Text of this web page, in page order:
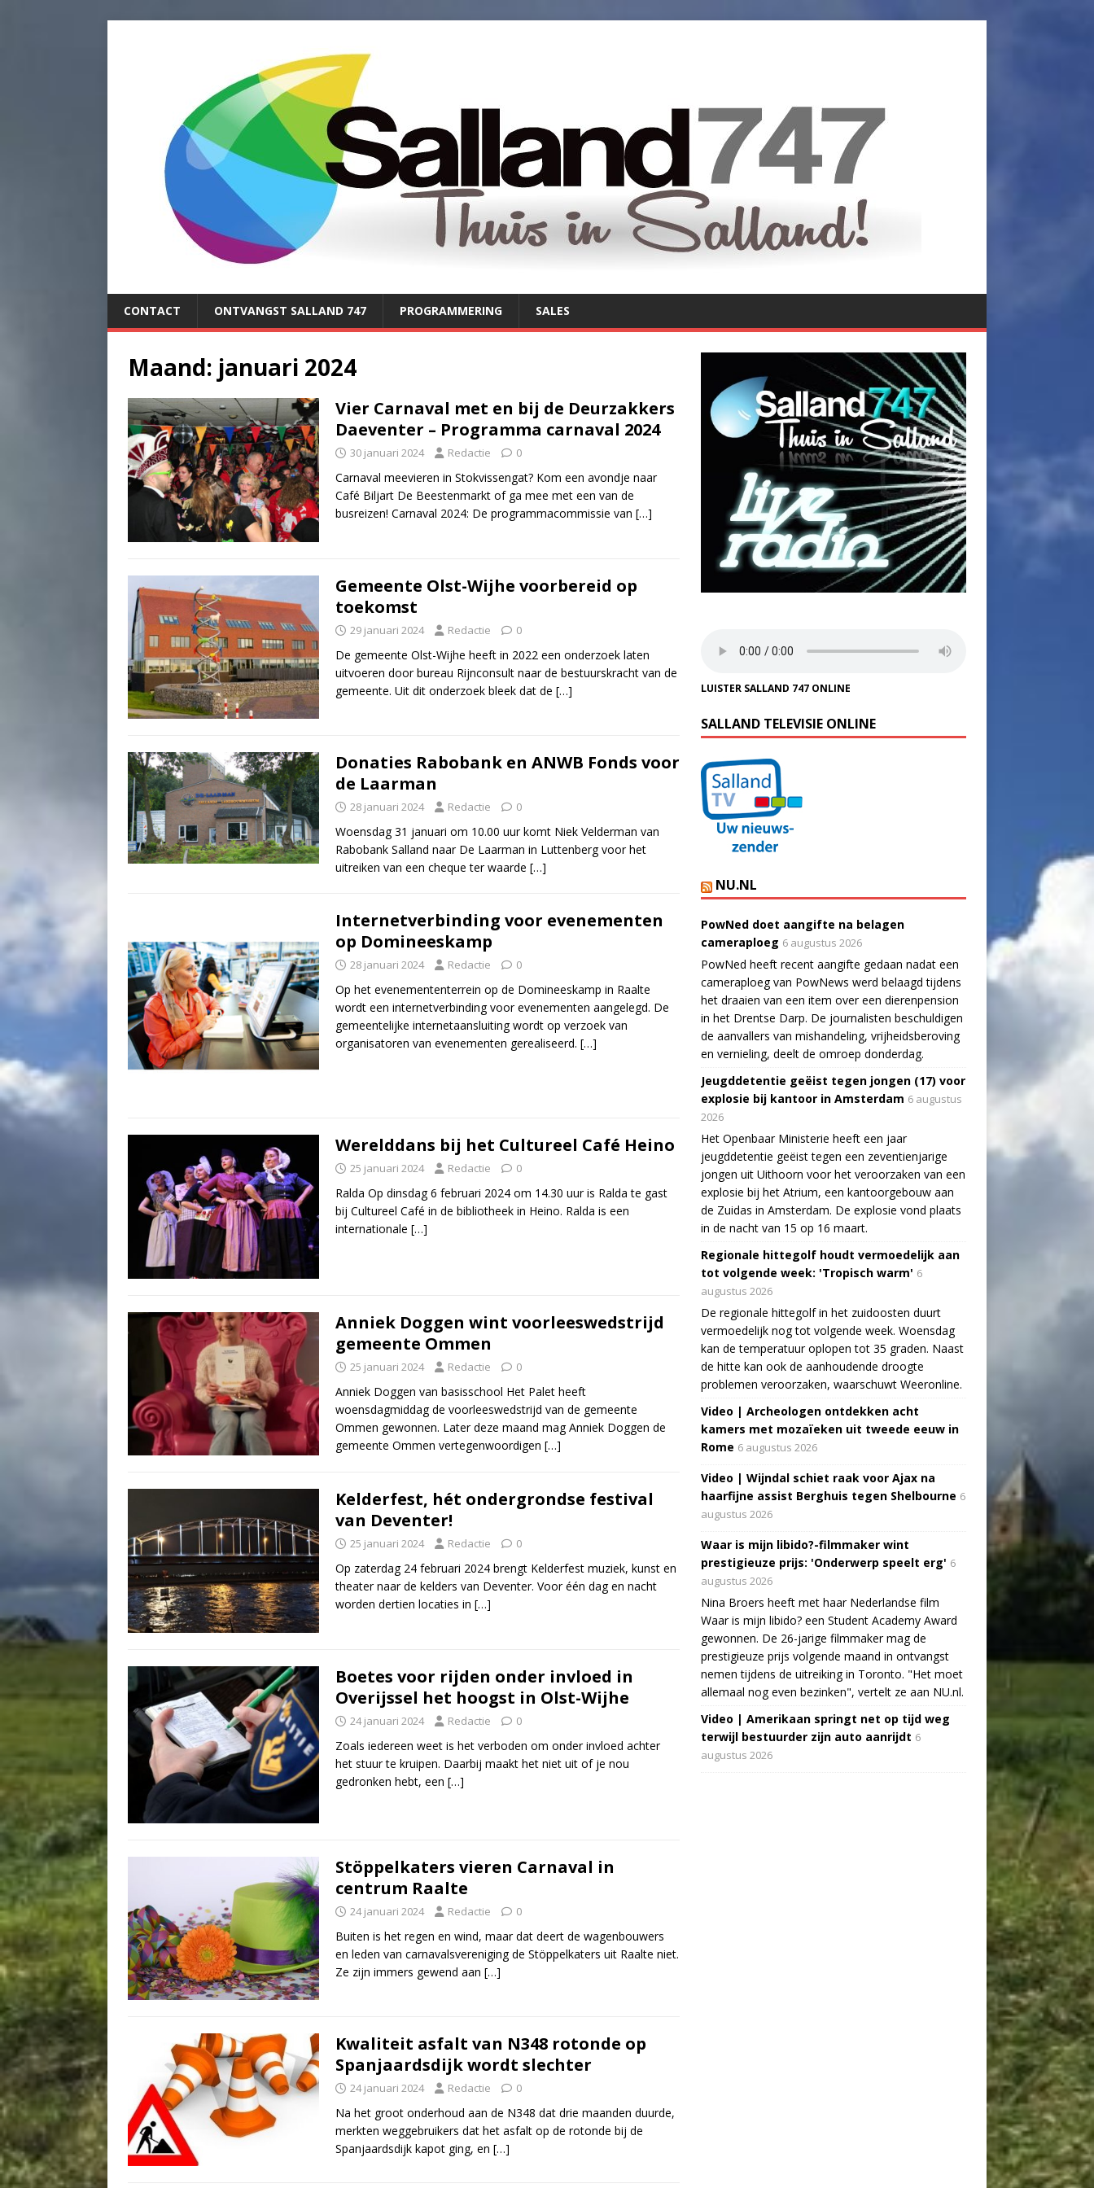
CONTACT ONTVANGST SALLAND 747 PROGRAMMERING SALES
Maand: januari 2024
Vier Carnaval met en bij de Deurzakkers
Daeventer – Programma carnaval 2024
30 januari 2024 Redactie 0
Carnaval meevieren in Stokvissengat? Kom een avondje naar
Café Biljart De Beestenmarkt of ga mee met een van de
busreizen! Carnaval 2024: De programmacommissie van […]
Gemeente Olst-Wijhe voorbereid op
toekomst
29 januari 2024 Redactie 0
De gemeente Olst-Wijhe heeft in 2022 een onderzoek laten
uitvoeren door bureau Rijnconsult naar de bestuurskracht van de
gemeente. Uit dit onderzoek bleek dat de […]
Donaties Rabobank en ANWB Fonds voor
de Laarman
28 januari 2024 Redactie 0
Woensdag 31 januari om 10.00 uur komt Niek Velderman van
Rabobank Salland naar De Laarman in Luttenberg voor het
uitreiken van een cheque ter waarde […]
Internetverbinding voor evenementen
op Domineeskamp
28 januari 2024 Redactie 0
Op het evenemententerrein op de Domineeskamp in Raalte
wordt een internetverbinding voor evenementen aangelegd. De
gemeentelijke internetaansluiting wordt op verzoek van
organisatoren van evenementen gerealiseerd. […]
Werelddans bij het Cultureel Café Heino
25 januari 2024 Redactie 0
Ralda Op dinsdag 6 februari 2024 om 14.30 uur is Ralda te gast
bij Cultureel Café in de bibliotheek in Heino. Ralda is een
internationale […]
Anniek Doggen wint voorleeswedstrijd
gemeente Ommen
25 januari 2024 Redactie 0
Anniek Doggen van basisschool Het Palet heeft
woensdagmiddag de voorleeswedstrijd van de gemeente
Ommen gewonnen. Later deze maand mag Anniek Doggen de
gemeente Ommen vertegenwoordigen […]
Kelderfest, hét ondergrondse festival
van Deventer!
25 januari 2024 Redactie 0
Op zaterdag 24 februari 2024 brengt Kelderfest muziek, kunst en
theater naar de kelders van Deventer. Voor één dag en nacht
worden dertien locaties in […]
Boetes voor rijden onder invloed in
Overijssel het hoogst in Olst-Wijhe
24 januari 2024 Redactie 0
Zoals iedereen weet is het verboden om onder invloed achter
het stuur te kruipen. Daarbij maakt het niet uit of je nou
gedronken hebt, een […]
Stöppelkaters vieren Carnaval in
centrum Raalte
24 januari 2024 Redactie 0
Buiten is het regen en wind, maar dat deert de wagenbouwers
en leden van carnavalsvereniging de Stöppelkaters uit Raalte niet.
Ze zijn immers gewend aan […]
Kwaliteit asfalt van N348 rotonde op
Spanjaardsdijk wordt slechter
24 januari 2024 Redactie 0
Na het groot onderhoud aan de N348 dat drie maanden duurde,
merkten weggebruikers dat het asfalt op de rotonde bij de
Spanjaardsdijk kapot ging, en […]
LUISTER SALLAND 747 ONLINE
SALLAND TELEVISIE ONLINE
NU.NL
PowNed doet aangifte na belagen
cameraploeg 6 augustus 2026
PowNed heeft recent aangifte gedaan nadat een
cameraploeg van PowNews werd belaagd tijdens
het draaien van een item over een dierenpension
in het Drentse Darp. De journalisten beschuldigen
de aanvallers van mishandeling, vrijheidsberoving
en vernieling, deelt de omroep donderdag.
Jeugddetentie geëist tegen jongen (17) voor
explosie bij kantoor in Amsterdam 6 augustus
2026
Het Openbaar Ministerie heeft een jaar
jeugddetentie geëist tegen een zeventienjarige
jongen uit Uithoorn voor het veroorzaken van een
explosie bij het Atrium, een kantoorgebouw aan
de Zuidas in Amsterdam. De explosie vond plaats
in de nacht van 15 op 16 maart.
Regionale hittegolf houdt vermoedelijk aan
tot volgende week: 'Tropisch warm' 6
augustus 2026
De regionale hittegolf in het zuidoosten duurt
vermoedelijk nog tot volgende week. Woensdag
kan de temperatuur oplopen tot 35 graden. Naast
de hitte kan ook de aanhoudende droogte
problemen veroorzaken, waarschuwt Weeronline.
Video | Archeologen ontdekken acht
kamers met mozaïeken uit tweede eeuw in
Rome 6 augustus 2026
Video | Wijndal schiet raak voor Ajax na
haarfijne assist Berghuis tegen Shelbourne 6
augustus 2026
Waar is mijn libido?-filmmaker wint
prestigieuze prijs: 'Onderwerp speelt erg' 6
augustus 2026
Nina Broers heeft met haar Nederlandse film
Waar is mijn libido? een Student Academy Award
gewonnen. De 26-jarige filmmaker mag de
prestigieuze prijs volgende maand in ontvangst
nemen tijdens de uitreiking in Toronto. "Het moet
allemaal nog even bezinken", vertelt ze aan NU.nl.
Video | Amerikaan springt net op tijd weg
terwijl bestuurder zijn auto aanrijdt 6
augustus 2026